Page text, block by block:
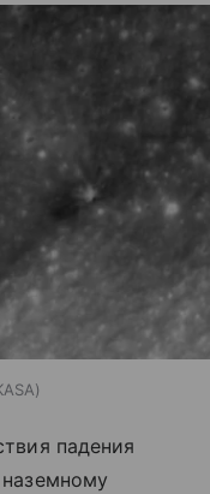
падения